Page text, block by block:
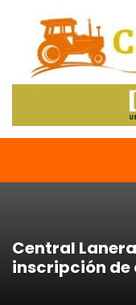
Central
inscripción de